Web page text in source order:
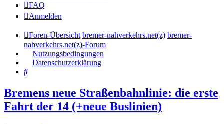
FAQ
Anmelden
Foren-Übersicht bremer-nahverkehrs.net(z) bremer-
nahverkehrs.net(z)-Forum
Nutzungsbedingungen
Datenschutzerklärung
Suche
Bremens neue Straßenbahnlinie: die erste
Fahrt der 14 (+neue Buslinien)